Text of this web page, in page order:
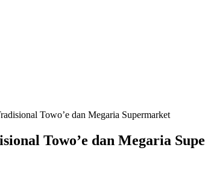
Towo’e dan Megaria Supermarket
Towo’e dan Megaria